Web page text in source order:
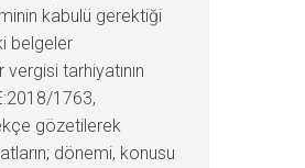
kabulü gerektiği
belgeler
tarhiyatının
1763,
gözetilerek
dönemi, konusu